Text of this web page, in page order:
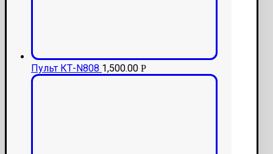
Пульт КТ-N808 1,500.00 Р